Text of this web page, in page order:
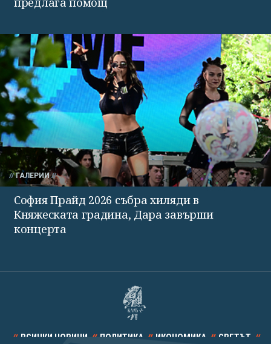
ГАЛЕРИИ
София Прайд 2026 събра хиляди в
Княжеската градина, Дара завърши
концерта
ВСИЧКИ НОВИНИ ПОЛИТИКА ИКОНОМИКА СВЕТЪТ